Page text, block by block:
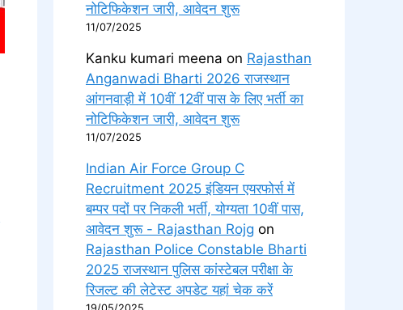
नोटिफिकेशन जारी, आवेदन शुरू
11/07/2025
Kanku kumari meena on Rajasthan
Anganwadi Bharti 2026 राजस्थान
आंगनवाड़ी में 10वीं 12वीं पास के लिए भर्ती का
नोटिफिकेशन जारी, आवेदन शुरू
11/07/2025
Indian Air Force Group C
Recruitment 2025 इंडियन एयरफोर्स में
बम्पर पदों पर निकली भर्ती, योग्यता 10वीं पास,
आवेदन शुरू - Rajasthan Rojg on
Rajasthan Police Constable Bharti
2025 राजस्थान पुलिस कांस्टेबल परीक्षा के
रिजल्ट की लेटेस्ट अपडेट यहां चेक करें
19/05/2025